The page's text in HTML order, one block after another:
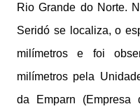
Rio Grande do Norte.
Seridó se localiza, o
milímetros e foi
milímetros pela
da Emparn (Empresa